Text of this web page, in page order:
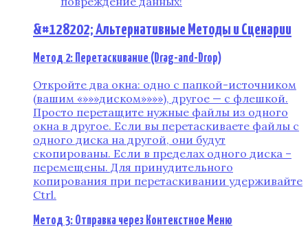
&#128202; Альтернативные Методы и Сценарии
Метод 2: Перетаскивание (Drag-and-Drop)
Откройте два окна: одно с папкой-источником
(вашим «»»»диском»»»»), другое — с флешкой.
Просто перетащите нужные файлы из одного
окна в другое. Если вы перетаскиваете файлы с
одного диска на другой, они будут
скопированы. Если в пределах одного диска –
перемещены. Для принудительного
копирования при перетаскивании удерживайте
Ctrl.
Метод 3: Отправка через Контекстное Меню